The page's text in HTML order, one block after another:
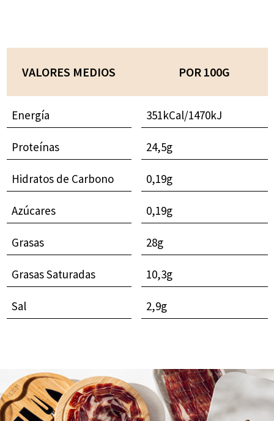
VALORES MEDIOS POR 100G
Energía 351kCal/1470kJ
Proteínas 24,5g
Hidratos de Carbono 0,19g
Azúcares 0,19g
Grasas 28g
Grasas Saturadas 10,3g
Sal 2,9g